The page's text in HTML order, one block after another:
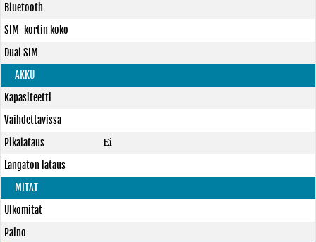
Bluetooth
SIM-kortin koko
Dual SIM
AKKU
Kapasiteetti
Vaihdettavissa
Pikalataus
Ei
Langaton lataus
MITAT
Ulkomitat
Paino